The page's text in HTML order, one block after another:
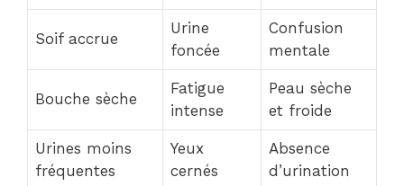
Soif accrue
Urine
foncée
Confusion
mentale
Bouche sèche
Fatigue
intense
Peau sèche
et froide
Urines moins
fréquentes
Yeux
cernés
Absence
d’urination